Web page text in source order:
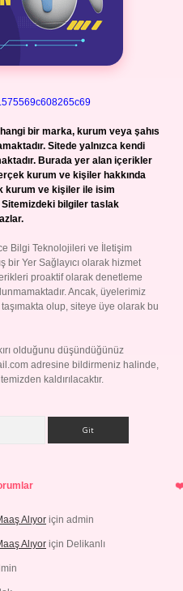
bir marka, kurum veya şahıs
Sitede yalnızca kendi
Burada yer alan içerikler
kurum ve kişiler hakkında
kurum ve kişiler ile isim
bilgiler taslak
Bilgi Teknolojileri ve İletişim
bir Yer Sağlayıcı olarak hizmet
proaktif olarak denetleme
Ancak, üyelerimiz
olup, siteye üye olarak bu
olduğunu düşündüğünüz
adresine bildirmeniz halinde,
kaldırılacaktır.
Alıyor için admin
Alıyor için Delikanlı